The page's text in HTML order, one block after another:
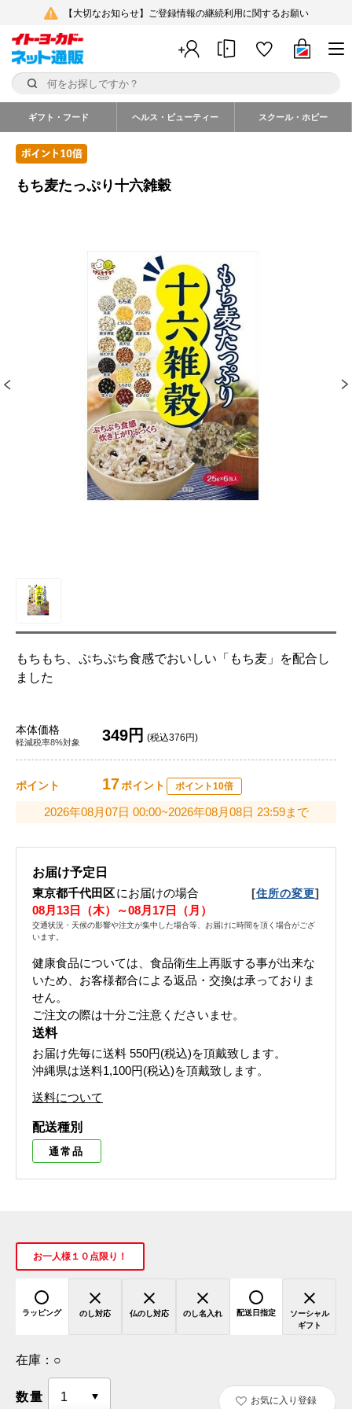
【大切なお知らせ】ご登録情報の継続利用に関するお願い
ギフト・フード ヘルス・ビューティー スクール・ホビー
もち麦たっぷり十六雑穀
もちもち、ぷちぷち食感でおいしい「もち麦」を配合し
ました
本体価格
軽減税率8%対象 349円 (税込376円)
ポイント 17ポイント ポイント10倍
2026年08月07日 00:00~2026年08月08日 23:59まで
お届け予定日
東京都千代田区にお届けの場合 [住所の変更]
08月13日（木）～08月17日（月）
交通状況・天候の影響や注文が集中した場合等、お届けに時間を頂く場合がござ
います。
健康食品については、食品衛生上再販する事が出来な
いため、お客様都合による返品・交換は承っておりま
せん。
ご注文の際は十分ご注意くださいませ。
送料
お届け先毎に送料 550円(税込)を頂戴致します。
沖縄県は送料1,100円(税込)を頂戴致します。
送料について
配送種別
通常品
お一人様１０点限り！
ラッピング のし対応 仏のし対応 のし名入れ 配送日指定
ソーシャル
ギフト
在庫： ○
数量 お気に入り登録